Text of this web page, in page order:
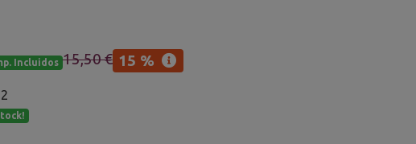
Incluidos 15,50 € 15 %